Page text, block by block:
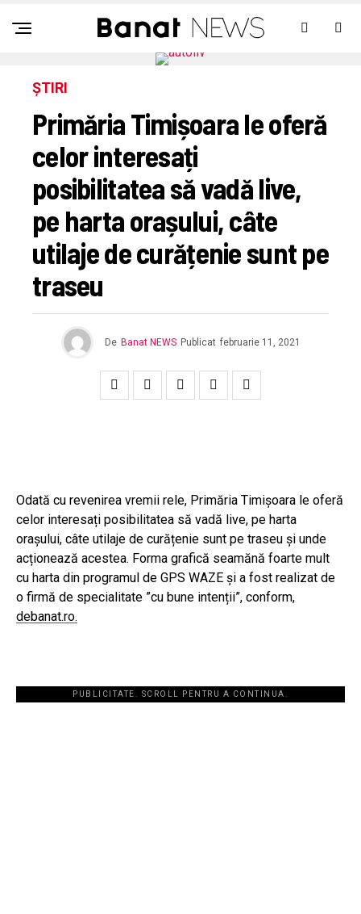
ȘTIRI
Primăria Timișoara le oferă
celor interesați
posibilitatea să vadă live,
pe harta orașului, câte
utilaje de curățenie sunt pe
traseu
De Banat NEWS Publicat februarie 11, 2021
Odată cu revenirea vremii rele, Primăria Timișoara le oferă
celor interesați posibilitatea să vadă live, pe harta
orașului, câte utilaje de curățenie sunt pe traseu și unde
acționează acestea. Forma grafică seamănă foarte mult
cu harta din programul de GPS WAZE și a fost realizat de
o firmă de specialitate ”cu bune intenții”, conform,
debanat.ro.
PUBLICITATE. SCROLL PENTRU A CONTINUA.